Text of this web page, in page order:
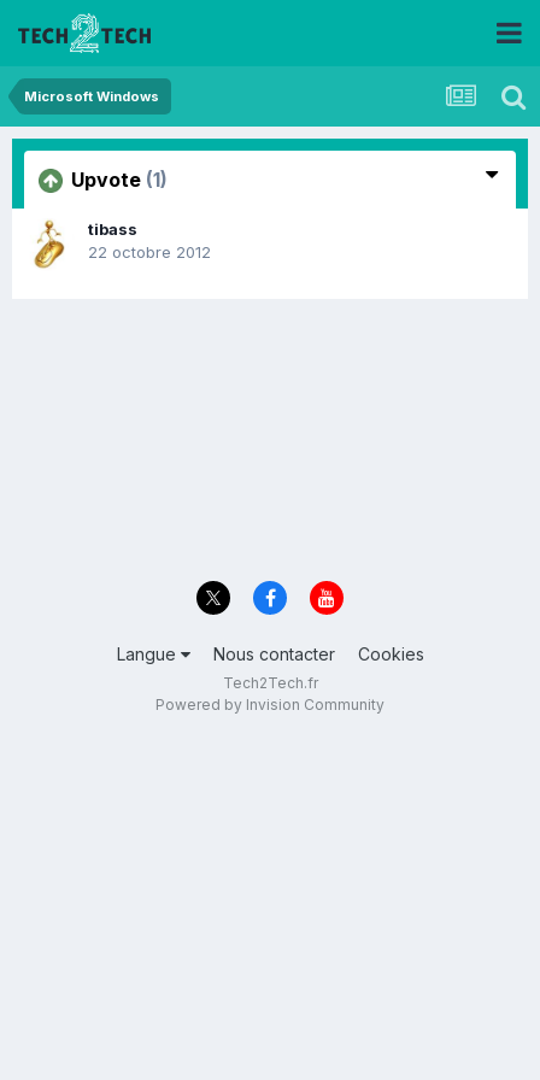
Microsoft Windows
Upvote (1)
tibass
22 octobre 2012
Langue Nous contacter Cookies
Tech2Tech.fr
Powered by Invision Community